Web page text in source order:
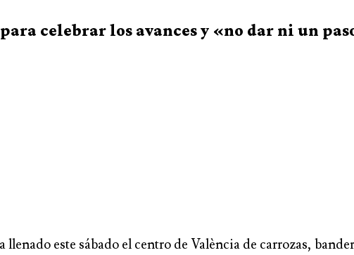
celebrar los avances y «no dar ni un
este sábado el centro de València de carrozas,